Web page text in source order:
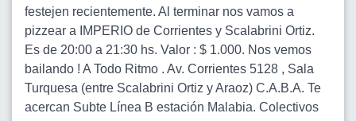
festejen recientemente. Al terminar nos vamos a
pizzear a IMPERIO de Corrientes y Scalabrini Ortiz.
Es de 20:00 a 21:30 hs. Valor : $ 1.000. Nos vemos
bailando ! A Todo Ritmo . Av. Corrientes 5128 , Sala
Turquesa (entre Scalabrini Ortiz y Araoz) C.A.B.A. Te
acercan Subte Línea B estación Malabia. Colectivos